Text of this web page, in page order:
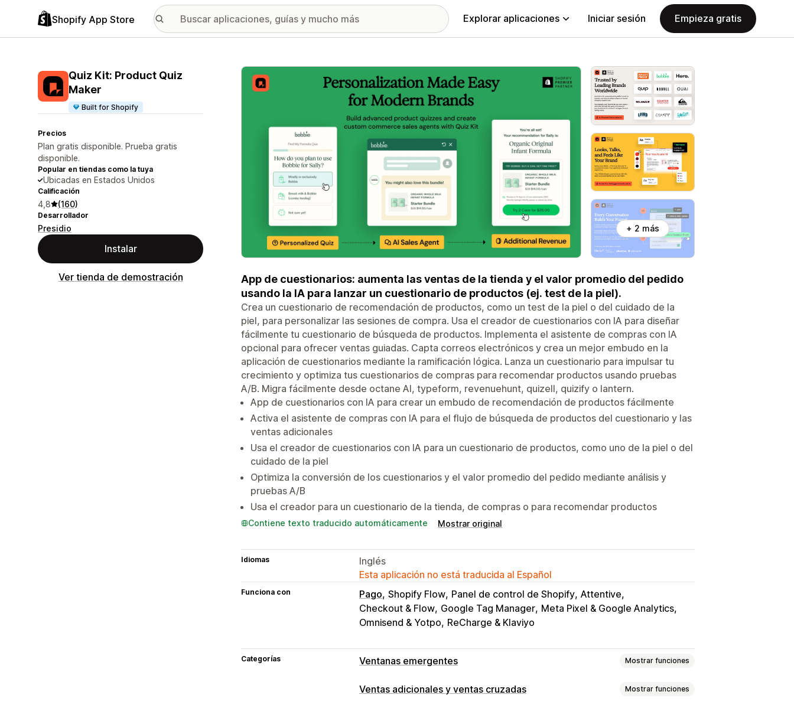
Shopify App Store Explorar aplicaciones Iniciar sesión Empieza gratis
Quiz Kit: Product Quiz
Maker
Built for Shopify
Precios
Plan gratis disponible. Prueba gratis
disponible.
Popular en tiendas como la tuya
Ubicadas en Estados Unidos
Calificación
4,8 (160)
Desarrollador
Presidio
Instalar
Ver tienda de demostración
Galería de imágenes destacadas
+ 2 más
App de cuestionarios: aumenta las ventas de la tienda y el valor promedio del pedido
usando la IA para lanzar un cuestionario de productos (ej. test de la piel).
Crea un cuestionario de recomendación de productos, como un test de la piel o del cuidado de la
piel, para personalizar las sesiones de compra. Usa el creador de cuestionarios con IA para diseñar
fácilmente tu cuestionario de búsqueda de productos. Implementa el asistente de compras con IA
opcional para ofrecer ventas guiadas. Capta correos electrónicos y crea un mejor embudo en la
aplicación de cuestionarios mediante la ramificación lógica. Lanza un cuestionario para impulsar tu
crecimiento y optimiza tus cuestionarios de compras para recomendar productos usando pruebas
A/B. Migra fácilmente desde octane AI, typeform, revenuehunt, quizell, quizify o lantern.
App de cuestionarios con IA para crear un embudo de recomendación de productos fácilmente
Activa el asistente de compras con IA para el flujo de búsqueda de productos del cuestionario y las
ventas adicionales
Usa el creador de cuestionarios con IA para un cuestionario de productos, como uno de la piel o del
cuidado de la piel
Optimiza la conversión de los cuestionarios y el valor promedio del pedido mediante análisis y
pruebas A/B
Usa el creador para un cuestionario de la tienda, de compras o para recomendar productos
Contiene texto traducido automáticamente Mostrar original
Idiomas
Inglés
Esta aplicación no está traducida al Español
Funciona con Pago Shopify Flow Panel de control de Shopify Attentive
Checkout & Flow Google Tag Manager Meta Pixel & Google Analytics
Omnisend & Yotpo ReCharge & Klaviyo
Categorías Ventanas emergentes Mostrar funciones
Tipos de ventanas emergentes
Ventas adicionales y ventas cruzadas Mostrar funciones